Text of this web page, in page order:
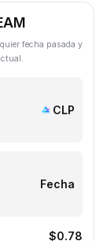
fecha pasada y
CLP
Fecha
$0.78